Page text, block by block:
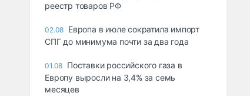
реестр товаров РФ
02.08 Европа в июле сократила импорт
СПГ до минимума почти за два года
01.08 Поставки российского газа в
Европу выросли на 3,4% за семь
месяцев